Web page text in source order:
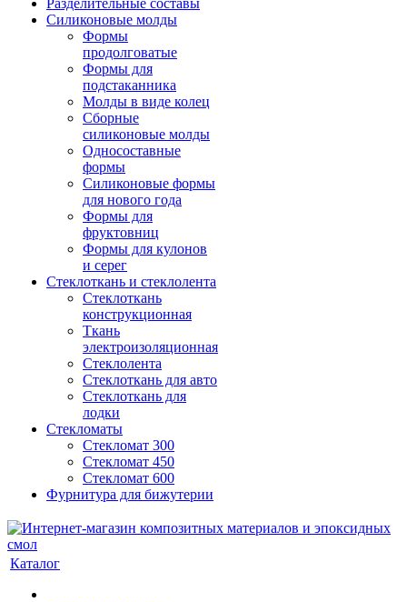
Разделительные составы
Силиконовые молды
Формы
продолговатые
Формы для
подстаканника
Молды в виде колец
Сборные
силиконовые молды
Односоставные
формы
Силиконовые формы
для нового года
Формы для
фруктовниц
Формы для кулонов
и серег
Стеклоткань и стеклолента
Стеклоткань
конструкционная
Ткань
электроизоляционная
Стеклолента
Стеклоткань для авто
Стеклоткань для
лодки
Стекломаты
Стекломат 300
Стекломат 450
Стекломат 600
Фурнитура для бижутерии
Каталог